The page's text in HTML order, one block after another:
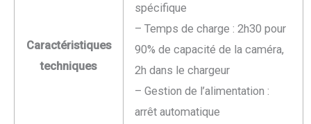
Caractéristiques
techniques
spécifique
– Temps de charge : 2h30 pour
90% de capacité de la caméra,
2h dans le chargeur
– Gestion de l’alimentation :
arrêt automatique